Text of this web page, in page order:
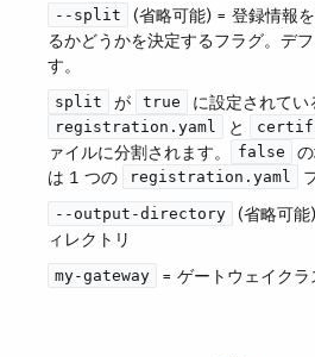
--split
(省略可能) = 登録情報
るかどうかを決定するフラグ。デフ
す。
split ​ が ​ true に設定されて
registration.yaml ​ と ​
ァイルに分割されます。​
false
は 1 つの ​
registration.yaml
--output-directory
(省略可
ィレクトリ
my-gateway = ゲートウェイク